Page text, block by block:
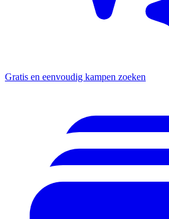
Gratis en eenvoudig kampen zoeken